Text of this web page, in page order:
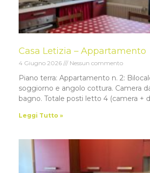
Casa Letizia – Appartamento
4 Giugno 2026 Nessun commento
Piano terra: Appartamento n. 2:
soggiorno e angolo cottura. Camera
bagno. Totale posti letto 4 (camera +
Leggi Tutto »